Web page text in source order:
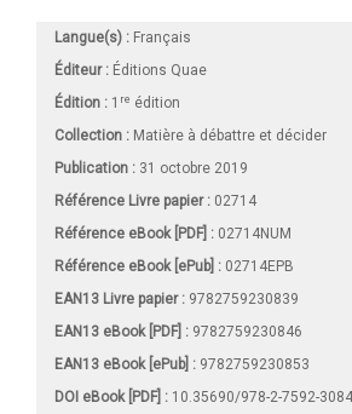
Langue(s) : Français
Éditeur : Éditions Quae
Édition : 1 re édition
Collection : Matière à débattre et décider
Publication : 31 octobre 2019
Référence Livre papier : 02714
Référence eBook [PDF] : 02714NUM
Référence eBook [ePub] : 02714EPB
EAN13 Livre papier : 9782759230839
EAN13 eBook [PDF] : 9782759230846
EAN13 eBook [ePub] : 9782759230853
DOI eBook [PDF] : 10.35690/978-2-7592-